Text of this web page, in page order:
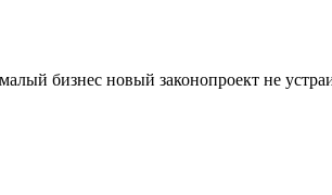
бизнес новый законопроект не